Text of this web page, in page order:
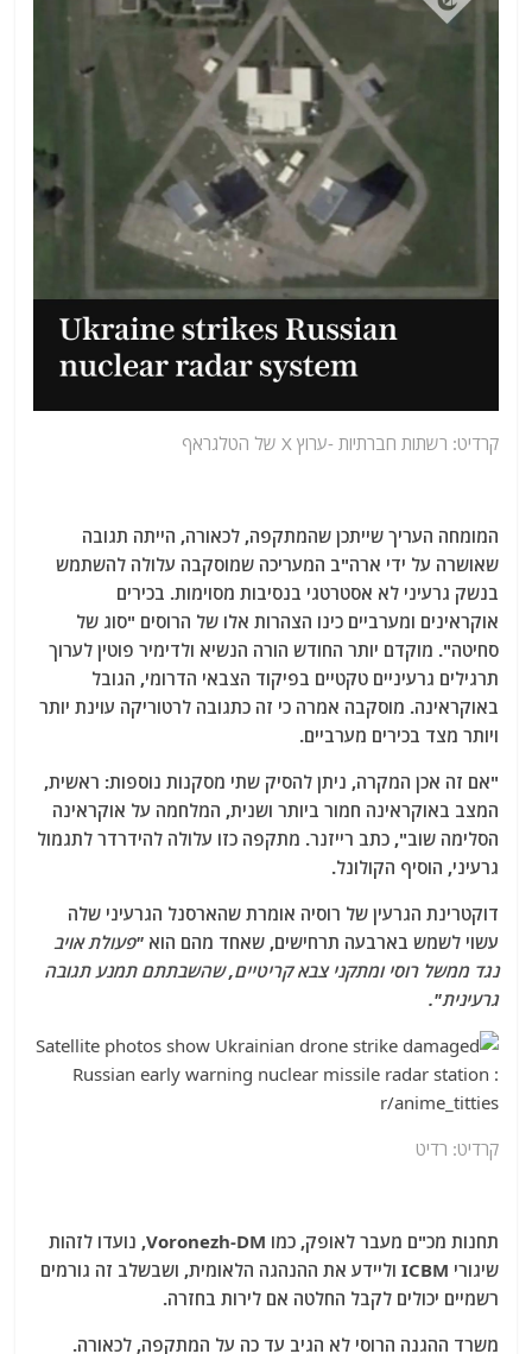
קרדיט: רשתות חברתיות -ערוץ X של הטלגראף
המומחה העריך שייתכן שהמתקפה, לכאורה, הייתה תגובה
שאושרה על ידי ארה"ב המעריכה שמוסקבה עלולה להשתמש
בנשק גרעיני לא אסטרטגי בנסיבות מסוימות. בכירים
אוקראינים ומערביים כינו הצהרות אלו של הרוסים "סוג של
סחיטה". מוקדם יותר החודש הורה הנשיא ולדימיר פוטין לערוך
תרגילים גרעיניים טקטיים בפיקוד הצבאי הדרומי, הגובל
באוקראינה. מוסקבה אמרה כי זה כתגובה לרטוריקה עוינת יותר
ויותר מצד בכירים מערביים.
"אם זה אכן המקרה, ניתן להסיק שתי מסקנות נוספות: ראשית,
המצב באוקראינה חמור ביותר ושנית, המלחמה על אוקראינה
הסלימה שוב", כתב רייזנר. מתקפה כזו עלולה להידרדר לתגמול
גרעיני, הוסיף הקולונל.
דוקטרינת הגרעין של רוסיה אומרת שהארסנל הגרעיני שלה
עשוי לשמש בארבעה תרחישים, שאחד מהם הוא"פעולת אויב
נגד ממשל רוסי ומתקני צבא קריטיים, שהשבתתם תמנע תגובה
גרעינית".
קרדיט: רדיט
תחנות מכ"ם מעבר לאופק, כמו Voronezh-DM, נועדו לזהות
שיגורי ICBM וליידע את ההנהגה הלאומית, ושבשלב זה גורמים
רשמיים יכולים לקבל החלטה אם לירות בחזרה.
משרד ההגנה הרוסי לא הגיב עד כה על המתקפה, לכאורה.